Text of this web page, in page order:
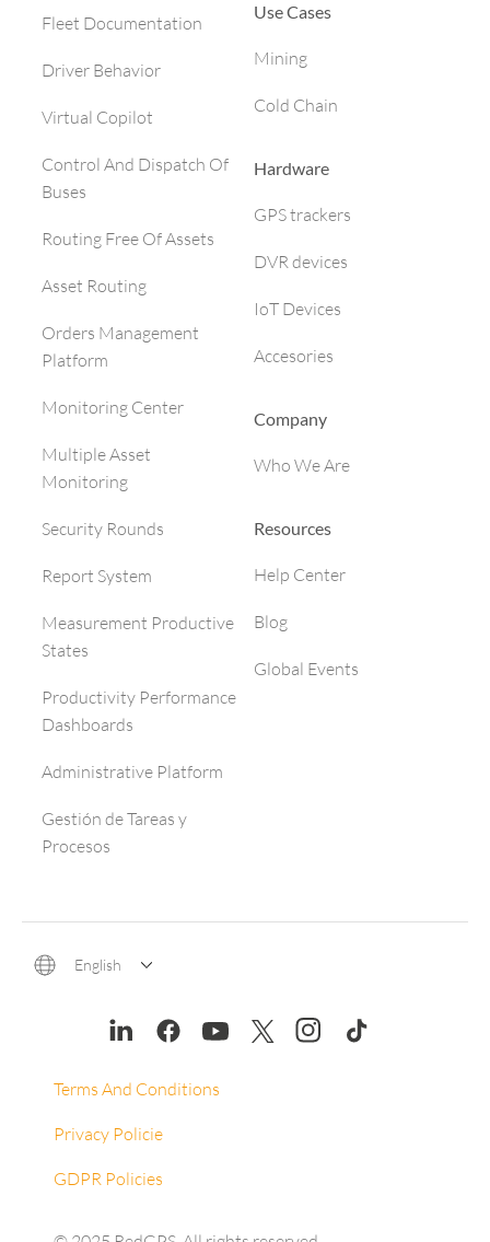
Fleet Documentation
Driver Behavior
Virtual Copilot
Control And Dispatch Of
Buses
Routing Free Of Assets
Asset Routing
Orders Management
Platform
Monitoring Center
Multiple Asset
Monitoring
Security Rounds
Report System
Measurement Productive
States
Productivity Performance
Dashboards
Administrative Platform
Gestión de Tareas y
Procesos
Use Cases
Mining
Cold Chain
Hardware
GPS trackers
DVR devices
IoT Devices
Accesories
Company
Who We Are
Resources
Help Center
Blog
Global Events
English
Terms And Conditions
Privacy Policie
GDPR Policies